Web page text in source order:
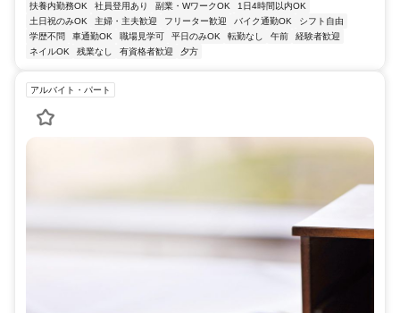
扶養内勤務OK 社員登用あり 副業・WワークOK
1日4時間以内OK
土日祝のみOK
主婦・主夫歓迎 フリーター歓迎 バイク通勤OK
シフト自由
学歴不問
車通勤OK 職場見学可 平日のみOK 転勤なし 午前
経験者歓迎
ネイルOK
残業なし 有資格者歓迎 夕方
アルバイト・パート